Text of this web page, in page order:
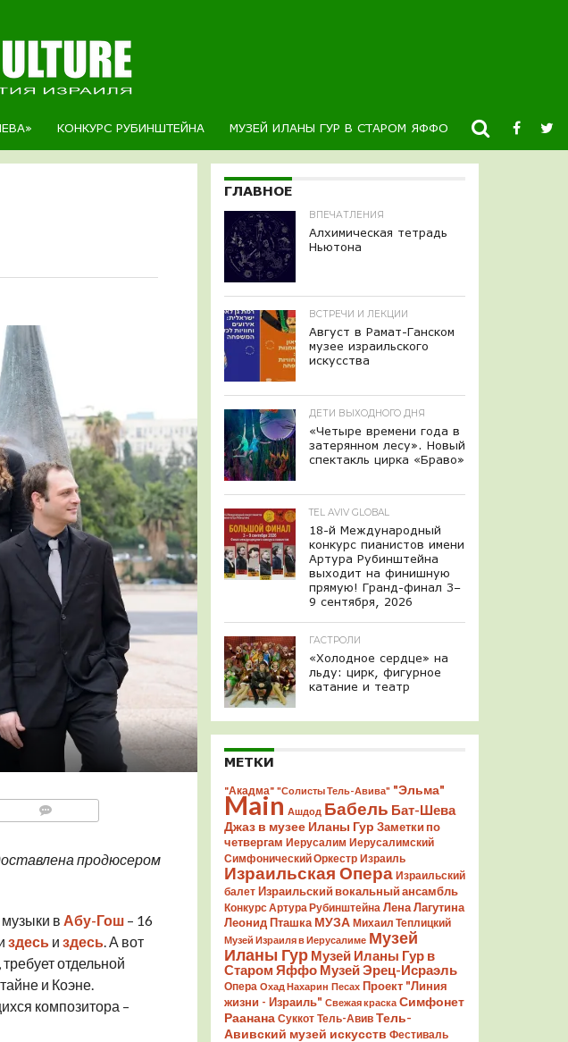
КОНКУРС РУБИНШТЕЙНА МУЗЕЙ ИЛАНЫ ГУР В СТАРОМ ЯФФО НОВОСТИ
продюсером
в Абу-Гош– 16
здесьи здесь. А вот
отдельной
и Коэне.
композитора –
ГЛАВНОЕ
ВПЕЧАТЛЕНИЯ
Алхимическая тетрадь
Ньютона
ВСТРЕЧИ И ЛЕКЦИИ
Август в Рамат-Ганском
музее израильского
искусства
ДЕТИ ВЫХОДНОГО ДНЯ
«Четыре времени года в
затерянном лесу». Новый
спектакль цирка «Браво»
TEL AVIV GLOBAL
18-й Международный
конкурс пианистов имени
Артура Рубинштейна
выходит на финишную
прямую! Гранд-финал 3–
9 сентября, 2026
ГАСТРОЛИ
«Холодное сердце» на
льду: цирк, фигурное
катание и театр
МЕТКИ
"Акадма" "Солисты Тель-Авива" "Эльма"
Main Ашдод Бабель Бат-Шева
Джаз в музее Иланы Гур Заметки по
четвергам Иерусалим Иерусалимский
Симфонический Оркестр Израиль
Израильская Опера Израильский
балет Израильский вокальный ансамбль
Конкурс Артура Рубинштейна Лена Лагутина
Леонид Пташка МУЗА Михаил Теплицкий
Музей Израиля в Иерусалиме Музей
Иланы Гур Музей Иланы Гур в
Старом Яффо Музей Эрец-Исраэль
Опера Охад Нахарин Песах Проект "Линия
жизни - Израиль" Свежая краска Симфонет
Раанана Суккот Тель-Авив Тель-
Авивский музей искусств Фестиваль